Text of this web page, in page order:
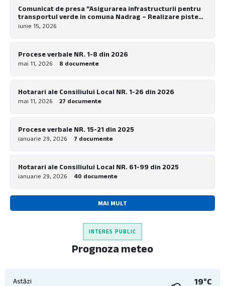
Structura și Organigrama
Comunicat de presa ”Asigurarea infrastructurii pentru
transportul verde in comuna Nadrag – Realizare piste
pentru biciclete la nivel local”
iunie 15, 2026
Procese verbale NR. 1-8 din 2026
mai 11, 2026 8 documente
Hotarari ale Consiliului Local NR. 1-26 din 2026
mai 11, 2026 27 documente
Procese verbale NR. 15-21 din 2025
ianuarie 29, 2026 7 documente
Hotarari ale Consiliului Local NR. 61-99 din 2025
ianuarie 29, 2026 40 documente
MAI MULT
INTERES PUBLIC
Prognoza meteo
Astăzi 19°C